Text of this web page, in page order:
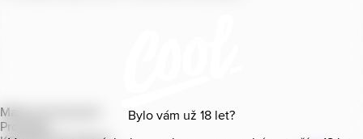
Bylo vám už 18 let?
Mapa provozoven
Produkty